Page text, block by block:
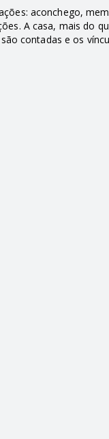
aconchego,
A casa, mais do
contadas e os